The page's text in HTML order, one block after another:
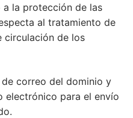
a la protección de las
al tratamiento de
circulación de los
correo del dominio y
electrónico para el envío